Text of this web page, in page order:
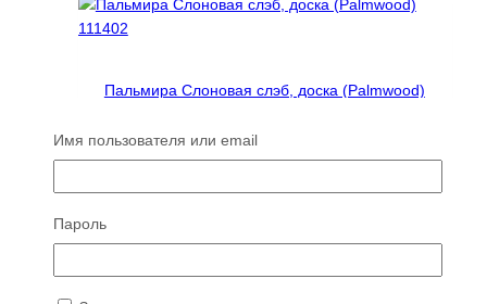
Пальмира Слоновая слэб, доска (Palmwood)
Д×Ш×Т: 4300×250-330×50 мм
цена
49098 ₽.
цена:
Читать далее
Распродажа!
Имя пользователя или email
Пароль